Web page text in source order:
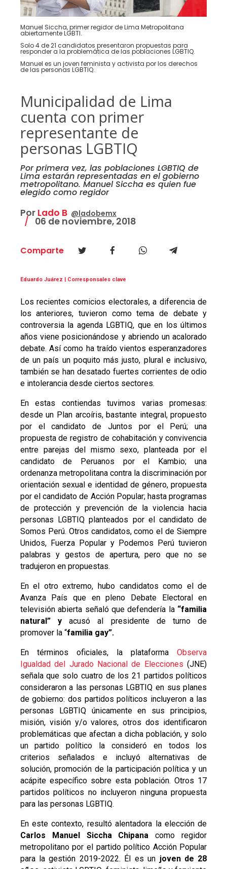
Manuel Siccha, primer regidor de Lima Metropolitana
abiertamente LGBTI.
Solo 4 de 21 candidatos presentaron propuestas para
responder a la problemática de las poblaciones LGBTIQ.
Manuel es un joven feminista y activista por los derechos
de las personas LGBTIQ.
Municipalidad de Lima
cuenta con primer
representante de
personas LGBTIQ
Por primera vez, las poblaciones LGBTIQ de
Lima estarán representadas en el gobierno
metropolitano. Manuel Siccha es quien fue
elegido como regidor
Por Lado B @ladobemx
06 de noviembre, 2018
Comparte
Eduardo Juárez | Corresponsales clave
Los recientes comicios electorales, a diferencia de
los anteriores, tuvieron como tema de debate y
controversia la agenda LGBTIQ, que en los últimos
años viene posicionándose y abriendo un acalorado
debate. Así como ha traído vientos esperanzadores
de un país un poquito más justo, plural e inclusivo,
también se han desatado fuertes corrientes de odio
e intolerancia desde ciertos sectores.
En estas contiendas tuvimos varias promesas:
desde un Plan arcoíris, bastante integral, propuesto
por el candidato de Juntos por el Perú; una
propuesta de registro de cohabitación y convivencia
entre parejas del mismo sexo, planteada por el
candidato de Peruanos por el Kambio; una
ordenanza metropolitana contra la discriminación por
orientación sexual e identidad de género, propuesta
por el candidato de Acción Popular; hasta programas
de protección y prevención de la violencia hacia
personas LGBTIQ planteados por el candidato de
Somos Perú. Otros candidatos, como el de Siempre
Unidos, Fuerza Popular y Podemos Perú tuvieron
palabras y gestos de apertura, pero que no se
tradujeron en propuestas.
En el otro extremo, hubo candidatos como el de
Avanza País que en pleno Debate Electoral en
televisión abierta señaló que defendería la“familia
natural”yacusó al presidente de turno de
promover la “familia gay”.
En términos oficiales, la plataformaObserva
Igualdad del Jurado Nacional de Elecciones (JNE)
señala que solo cuatro de los 21 partidos políticos
consideraron a las personas LGBTIQ en sus planes
de gobierno: dos partidos políticos incluyeron a las
personas LGBTIQ únicamente en sus principios,
misión, visión y/o valores, otros dos identificaron
problemáticas que afectan a dicha población, y solo
un partido político la consideró en todos los
criterios señalados e incluyó alternativas de
solución, promoción de la participación política y un
acápite específico sobre esta población. Otros 17
partidos políticos no incluyeron ninguna propuesta
para las personas LGBTIQ.
En este contexto, resultó alentadora la elección de
Carlos Manuel Siccha Chipana como regidor
metropolitano por el partido político Acción Popular
para la gestión 2019-2022. Él es un joven de 28